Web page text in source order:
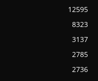
12595
8323
3137
2785
2736